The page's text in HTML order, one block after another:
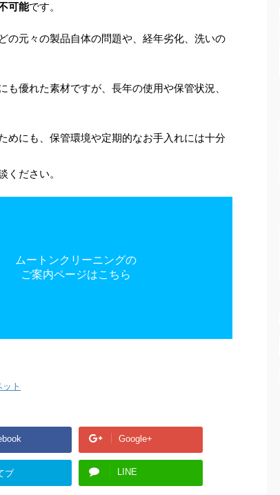
可能です。
の元々の製品自体の問題や、経年劣化、洗いの
優れた素材ですが、長年の使用や保管状況、
めにも、保管環境や定期的なお手入れには十分
ください。
ムートンクリーニングの
ご案内ページはこちら
ト
Google+
ブ LINE